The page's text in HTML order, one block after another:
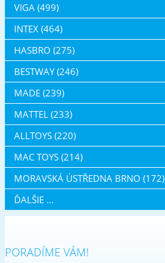
VIGA (499)
INTEX (464)
HASBRO (275)
BESTWAY (246)
MADE (239)
MATTEL (233)
ALLTOYS (220)
MAC TOYS (214)
MORAVSKÁ ÚSTŘEDNA BRNO (172)
ĎALŠIE ...
PORADÍME VÁM!